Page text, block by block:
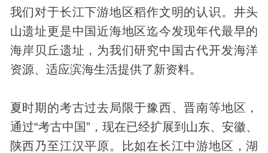
我们对于长江下游地区稻作文明的认识。井头
山遗址更是中国近海地区迄今发现年代最早的
海岸贝丘遗址，为我们研究中国古代开发海洋
资源、适应滨海生活提供了新资料。
夏时期的考古过去局限于豫西、晋南等地区，
通过“考古中国”，现在已经扩展到山东、安徽、
陕西乃至江汉平原。比如在长江中游地区，湖